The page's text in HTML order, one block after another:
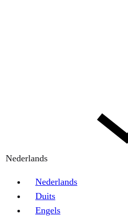
Nederlands
Nederlands
Duits
Engels